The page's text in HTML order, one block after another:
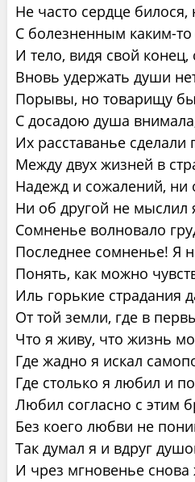
Не часто сердце билося,
С болезненным каким-
И тело, видя свой конец,
Вновь удержать души
Порывы, но товарищу
С досадою душа
Их расставанье
Между двух жизней в
Надежд и сожалений, ни
Ни об другой не мыслил
Сомненье волновало
Последнее сомненье! Я
Понять, как можно
Иль горькие страдания
От той земли, где в
Что я живу, что жизнь
Где жадно я искал
Где столько я любил и
Любил согласно с этим
Без коего любви не
Так думал я и вдруг
И чрез мгновенье снова